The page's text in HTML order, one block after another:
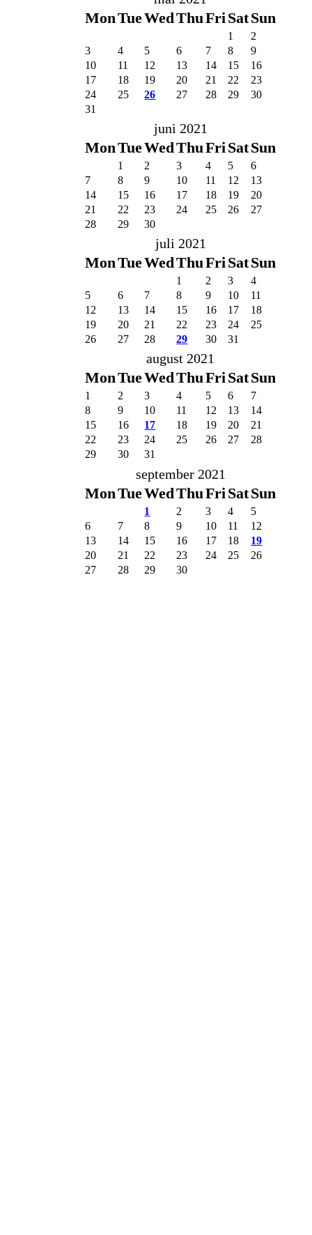
MonTueWedThuFri SatSun
1
2
3
4 5 6 7 8
9
10
11 12 13 14 15
16
17
18 19 20 21 22
23
24
25 26 27 28 29
30
31
juni 2021
MonTueWedThuFri SatSun
1 2 3 4 5
6
7
8 9 10 11 12
13
14
15 16 17 18 19
20
21
22 23 24 25 26
27
28
29 30
juli 2021
MonTueWedThuFri SatSun
1 2 3
4
5
6 7 8 9 10
11
12
13 14 15 16 17
18
19
20 21 22 23 24
25
26
27 28 29 30 31
august 2021
MonTueWedThuFri SatSun
1 2 3 4 5 6
7
8
9 10 11 12 13
14
15
16 17 18 19 20
21
22
23 24 25 26 27
28
29
30 31
september 2021
MonTueWedThuFri SatSun
1 2 3 4
5
6
7 8 9 10 11
12
13
14 15 16 17 18
19
20
21 22 23 24 25
26
27
28 29 30